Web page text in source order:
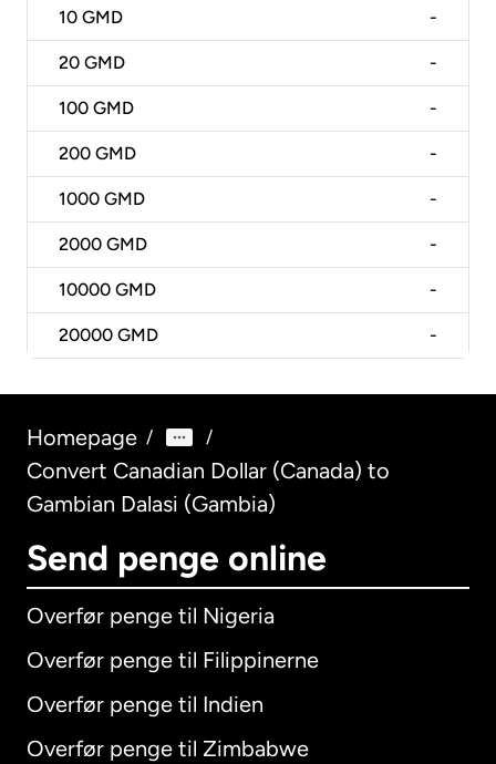
10 GMD -
20 GMD -
100 GMD -
200 GMD -
1000 GMD -
2000 GMD -
10000 GMD -
20000 GMD -
Homepage / /
Convert Canadian Dollar (Canada) to
Gambian Dalasi (Gambia)
Send penge online
Overfør penge til Nigeria
Overfør penge til Filippinerne
Overfør penge til Indien
Overfør penge til Zimbabwe